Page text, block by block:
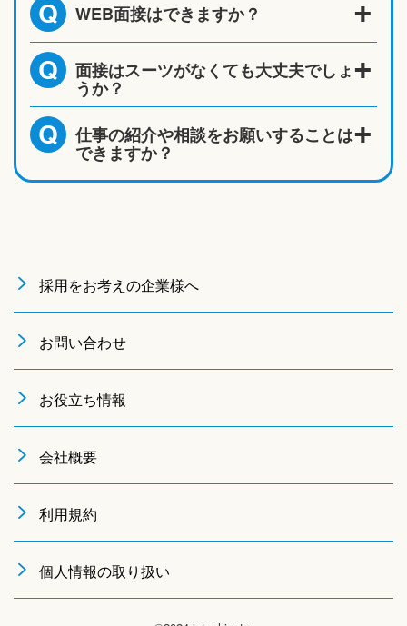
Q WEB面接はできますか？
Q 面接はスーツがなくても大丈夫でしょ
うか？
Q 仕事の紹介や相談をお願いすることは
できますか？
採用をお考えの企業様へ
お問い合わせ
お役立ち情報
会社概要
利用規約
個人情報の取り扱い